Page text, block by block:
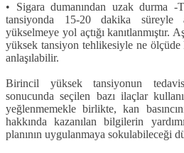
• Sigara dumanından uzak durma -
tansiyonda 15-20 dakika
yükselmeye yol açtığı kanıt­lanmıştır.
yüksek tansiyon tehlikesiyle ne öl­çüde
anla­şılabilir.
Birincil yüksek tansiyonun
sonucunda seçilen bazı ilaçlar
yeğlenmemekle birlikte, kan
hakkında kazanılan bilgilerin
planının uygulanmaya sokulabileceği